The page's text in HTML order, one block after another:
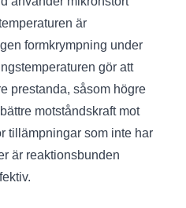
är
formkrympning under
gör att
prestanda, såsom högre
motståndskraft mot
tillämpningar som inte har
är reaktionsbunden